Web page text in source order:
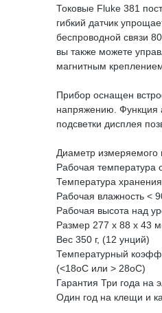
Токовые Fluke 381
гибкий датчик
беспроводной связи
вы также можете
магнитным
Прибор оснащен
напряжению. Функция
подсветки дисплея
Диаметр
Рабочая температура
Температура
Рабочая влажность <
Рабочая высота над
Размер 277 x 88 x 43
Вес 350 г, (12 унций)
Температурный
(<18оC или > 28оC)
Гарантия Три года на
Один год на клещи и